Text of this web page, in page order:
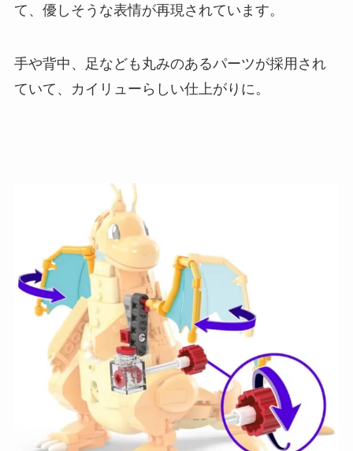
て、優しそうな表情が再現されています。
手や背中、足なども丸みのあるパーツが採用され
ていて、カイリューらしい仕上がりに。